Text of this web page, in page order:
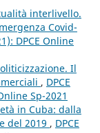
interlivello.
Covid-
DPCE Online
Il
, DPCE
Sp-2021
in Cuba: dalla
del 2019 , DPCE